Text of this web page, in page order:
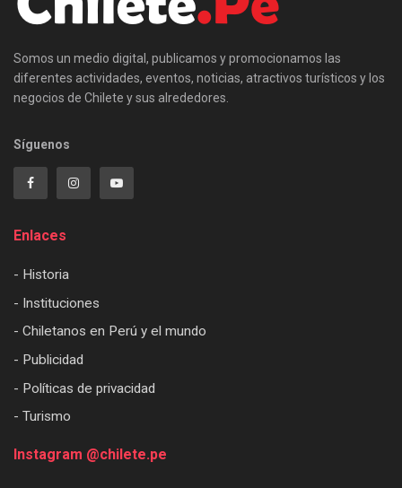
Somos un medio digital, publicamos y promocionamos las
diferentes actividades, eventos, noticias, atractivos turísticos y los
negocios de Chilete y sus alrededores.
Síguenos
Enlaces
- Historia
- Instituciones
- Chiletanos en Perú y el mundo
- Publicidad
- Políticas de privacidad
- Turismo
Instagram @chilete.pe